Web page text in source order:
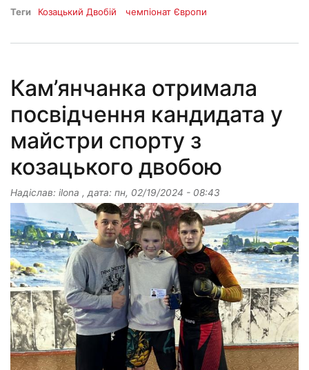
Теги Козацький Двобій чемпіонат Європи
Кам’янчанка отримала
посвідчення кандидата у
майстри спорту з
козацького двобою
Надіслав: ilona , дата: пн, 02/19/2024 - 08:43